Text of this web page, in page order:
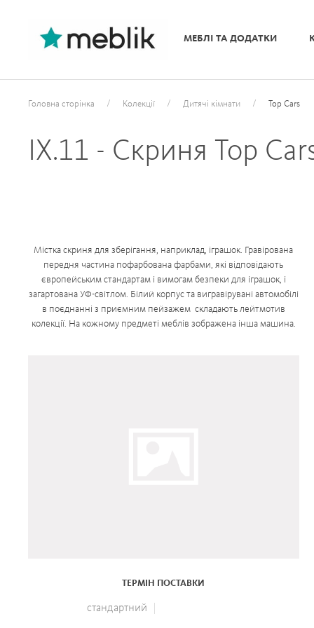
МЕБЛІ ТА ДОДАТКИ
Головна сторінка / Колекції / Дитячі кімнати / Top Cars
IX.11 - Скриня Top
Містка скриня для зберігання, наприклад, іграшок. Гравірована
передня частина пофарбована фарбами, які відповідають
європейським стандартам і вимогам безпеки для іграшок, і
загартована УФ-світлом. Білий корпус та вигравірувані автомобілі
в поєднанні з приємним пейзажем складають лейтмотив
колекції. На кожному предметі меблів зображена інша машина.
ТЕРМІН ПОСТАВКИ
стандартний